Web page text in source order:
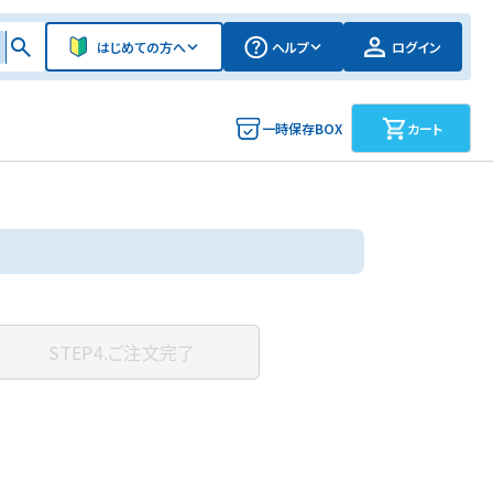
はじめての方へ ヘルプ ログイン
一時保存BOX カート
STEP4.ご注文完了